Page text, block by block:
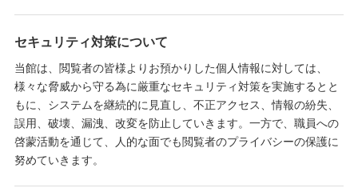
セキュリティ対策について
当館は、閲覧者の皆様よりお預かりした個人情報に対しては、
様々な脅威から守る為に厳重なセキュリティ対策を実施するとと
もに、システムを継続的に見直し、不正アクセス、情報の紛失、
誤用、破壊、漏洩、改変を防止していきます。一方で、職員への
啓蒙活動を通じて、人的な面でも閲覧者のプライバシーの保護に
努めていきます。